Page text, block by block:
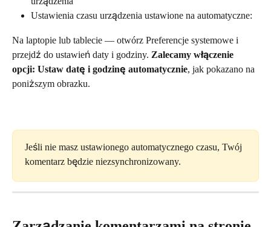
Ustawienia czasu urządzenia ustawione na automatyczne:
Na laptopie lub tablecie — otwórz Preferencje systemowe i
przejdź do ustawień daty i godziny. Zalecamy włączenie
opcji: Ustaw datę i godzinę automatycznie, jak pokazano na
poniższym obrazku.
Jeśli nie masz ustawionego automatycznego czasu, Twój
komentarz będzie niezsynchronizowany.